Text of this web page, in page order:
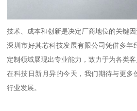
技术、成本和创新是决定厂商地位的关键因
深圳市好其芯科技发展有限公司凭借多年
定制领域展现出专业能力，致力于为各类客
在科技日新月异的今天，我们期待与更多
行业发展。